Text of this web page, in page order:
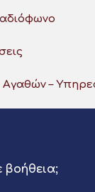
–
βοήθεια;